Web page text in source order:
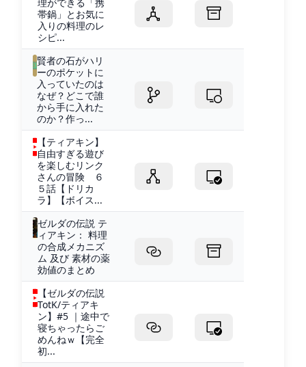
帯鍋」とお気に
入りの料理のレ
シピ...
賢者の石がハリ
ーのポケットに
入っていたのは
なぜ？どこで誰
から手に入れた
のか？作っ...
【ティアキン】
自由すぎる遊び
を楽しむリンク
さんの冒険 ６
５話【ドリカ
ラ】【ボイス...
ゼルダの伝説 テ
ィアキン： 料理
の合成メカニズ
ム 及び 素材の薬
効値のまとめ
【ゼルダの伝説
TotK/ティアキ
ン】#5 ｜途中で
寝ちゃったらご
めんねｗ【完全
初...